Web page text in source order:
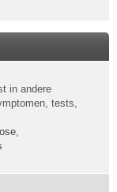
in andere
tests,
,